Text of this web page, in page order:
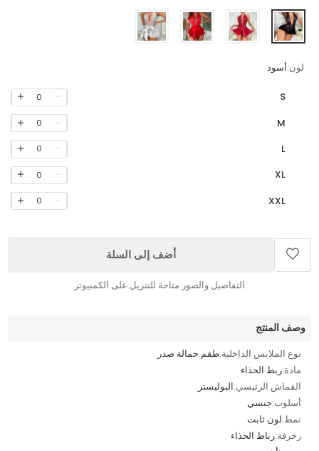
لون:أسود
S
0
M
0
L
0
XL
0
XXL
0
أضف إلى السلة
التفاصيل والصور متاحة للتنزيل على الكمبيوتر
وصف المنتج
نوع الملابس الداخلية:طقم حمالة صدر
مادة:ربط الحذاء
القماش الرئيسي:البوليستر
أسلوب:جنسي
نمط:لون ثابت
زخرفة:رباط الحذاء